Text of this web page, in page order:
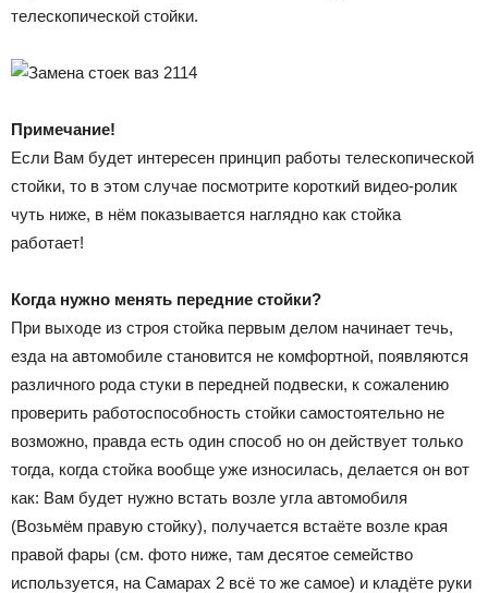
телескопической стойки.
Примечание!
Если Вам будет интересен принцип работы телескопической
стойки, то в этом случае посмотрите короткий видео-ролик
чуть ниже, в нём показывается наглядно как стойка
работает!
Когда нужно менять передние стойки?
При выходе из строя стойка первым делом начинает течь,
езда на автомобиле становится не комфортной, появляются
различного рода стуки в передней подвески, к сожалению
проверить работоспособность стойки самостоятельно не
возможно, правда есть один способ но он действует только
тогда, когда стойка вообще уже износилась, делается он вот
как: Вам будет нужно встать возле угла автомобиля
(Возьмём правую стойку), получается встаёте возле края
правой фары (см. фото ниже, там десятое семейство
используется, на Самарах 2 всё то же самое) и кладёте руки